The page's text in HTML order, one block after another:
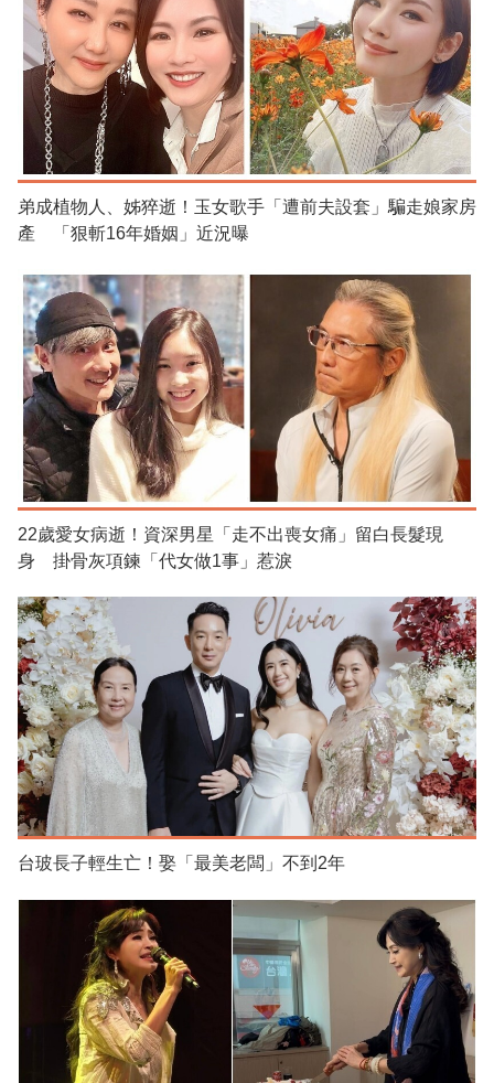
弟成植物人、姊猝逝！玉女歌手「遭前夫設套」騙走娘家房
產 「狠斬16年婚姻」近況曝
22歲愛女病逝！資深男星「走不出喪女痛」留白長髮現
身 掛骨灰項鍊「代女做1事」惹淚
台玻長子輕生亡！娶「最美老闆」不到2年